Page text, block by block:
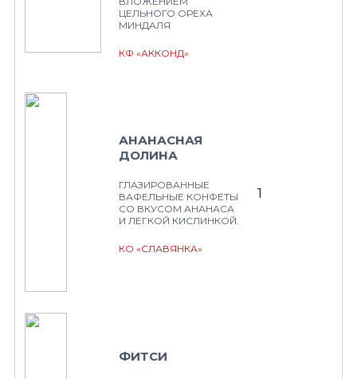
ЦЕЛЬНОГО ОРЕХА
МИНДАЛЯ
КФ «АККОНД»
АНАНАСНАЯ
ДОЛИНА
ГЛАЗИРОВАННЫЕ
ВАФЕЛЬНЫЕ КОНФЕТЫ
СО ВКУСОМ АНАНАСА
И ЛЕГКОЙ КИСЛИНКОЙ.
КО «СЛАВЯНКА»
1
ФИТСИ